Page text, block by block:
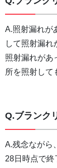
A.照射漏れが
して照射漏れ
照射漏れがあ
所を照射して
Q.ブランク
A.残念ながら
28日時点で終